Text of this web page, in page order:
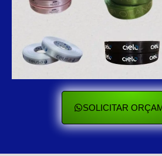
SOLICITAR